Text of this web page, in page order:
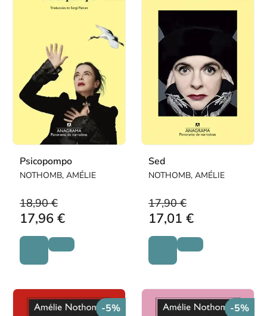
Psicopompo
NOTHOMB, AMÉLIE
18,90 €
17,96 €
Sed
NOTHOMB, AMÉLIE
17,90 €
17,01 €
-5% -5%